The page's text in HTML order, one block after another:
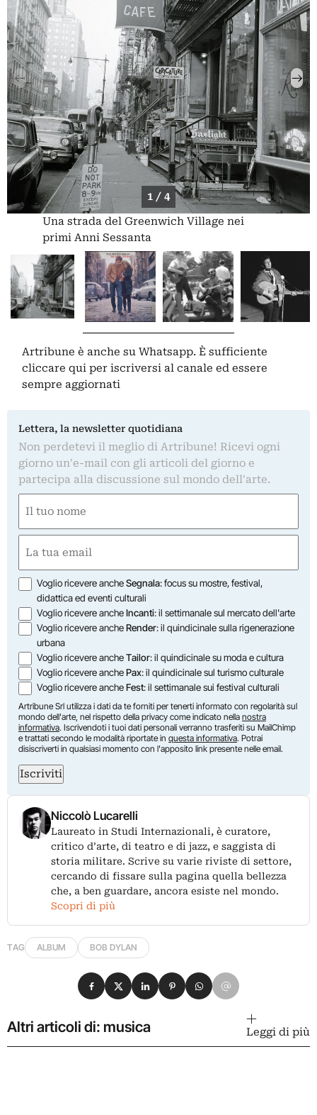
1 / 4
Una strada del Greenwich Village nei
primi Anni Sessanta
Artribune è anche su Whatsapp. È sufficiente
cliccare qui per iscriversi al canale ed essere
sempre aggiornati
Lettera, la newsletter quotidiana
Non perdetevi il meglio di Artribune! Ricevi ogni
giorno un'e-mail con gli articoli del giorno e
partecipa alla discussione sul mondo dell'arte.
(Required)
(Required)
Opzioni
Voglio ricevere ancheSegnala: focus su mostre, festival,
didattica ed eventi culturali
Voglio ricevere ancheIncanti: il settimanale sul mercato dell'arte
Voglio ricevere ancheRender: il quindicinale sulla rigenerazione
urbana
Voglio ricevere ancheTailor: il quindicinale su moda e cultura
Voglio ricevere anchePax: il quindicinale sul turismo culturale
Voglio ricevere ancheFest: il settimanale sui festival culturali
Artribune Srl utilizza i dati da te forniti per tenerti informato con regolarità sul
mondo dell'arte, nel rispetto della privacy come indicato nella nostra
informativa. Iscrivendoti i tuoi dati personali verranno trasferiti su MailChimp
e trattati secondo le modalità riportate in questa informativa. Potrai
disiscriverti in qualsiasi momento con l'apposito link presente nelle email.
Iscriviti
Niccolò Lucarelli
Laureato in Studi Internazionali, è curatore,
critico d’arte, di teatro e di jazz, e saggista di
storia militare. Scrive su varie riviste di settore,
cercando di fissare sulla pagina quella bellezza
che, a ben guardare, ancora esiste nel mondo.
Scopri di più
TAG ALBUM BOB DYLAN
Condividi su Facebook
Condividi su X
Condividi su LinkedIn
Condividi su Pinterest
Condividi su WhatsApp
Condividi su Email
Altri articoli di: musica Leggi di più